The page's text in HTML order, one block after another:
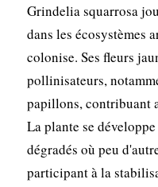
Grindelia squarrosa
dans les écosystèmes
colonise. Ses fleurs
pollinisateurs,
papillons, contribuant
La plante se
dégradés où peu
participant à la